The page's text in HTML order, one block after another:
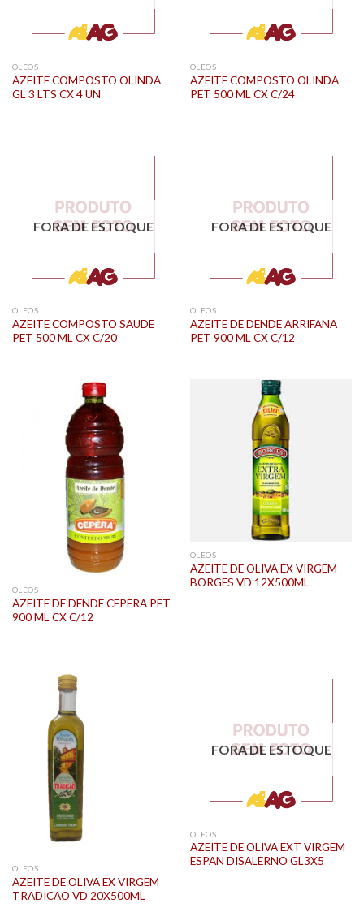
OLEOS
AZEITE COMPOSTO OLINDA
GL 3 LTS CX 4 UN
OLEOS
AZEITE COMPOSTO OLINDA
PET 500 ML CX C/24
FORA DE ESTOQUE
OLEOS
AZEITE COMPOSTO SAUDE
PET 500 ML CX C/20
FORA DE ESTOQUE
OLEOS
AZEITE DE DENDE ARRIFANA
PET 900 ML CX C/12
OLEOS
AZEITE DE DENDE CEPERA PET
900 ML CX C/12
OLEOS
AZEITE DE OLIVA EX VIRGEM
BORGES VD 12X500ML
OLEOS
AZEITE DE OLIVA EX VIRGEM
TRADICAO VD 20X500ML
FORA DE ESTOQUE
OLEOS
AZEITE DE OLIVA EXT VIRGEM
ESPAN DISALERNO GL3X5